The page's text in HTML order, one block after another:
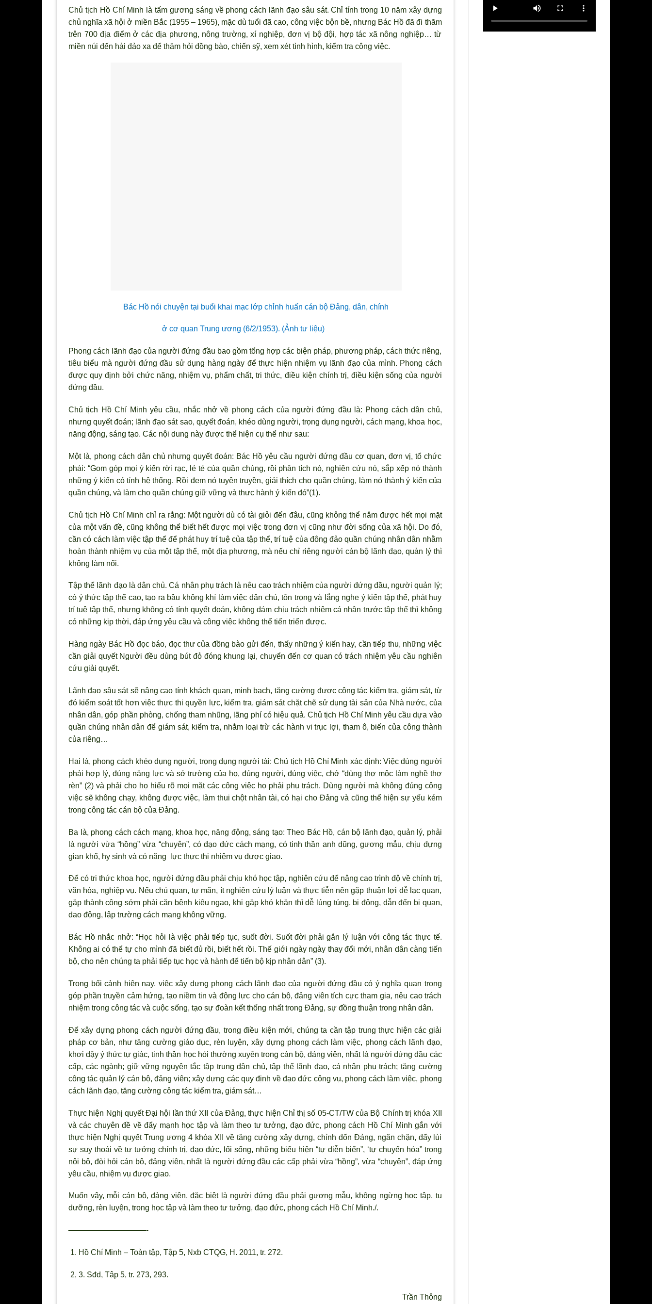
Chủ tịch Hồ Chí Minh là tấm gương sáng về phong cách lãnh đạo sâu sát. Chỉ tính trong 10 năm xây dựng
chủ nghĩa xã hội ở miền Bắc (1955 – 1965), mặc dù tuổi đã cao, công việc bộn bề, nhưng Bác Hồ đã đi thăm
trên 700 địa điểm ở các địa phương, nông trường, xí nghiệp, đơn vị bộ đội, hợp tác xã nông nghiệp… từ
miền núi đến hải đảo xa để thăm hỏi đồng bào, chiến sỹ, xem xét tình hình, kiểm tra công việc.
Bác Hồ nói chuyện tại buổi khai mạc lớp chỉnh huấn cán bộ Đảng, dân, chính
ở cơ quan Trung ương (6/2/1953). (Ảnh tư liệu)
Phong cách lãnh đạo của người đứng đầu bao gồm tổng hợp các biện pháp, phương pháp, cách thức riêng,
tiêu biểu mà người đứng đầu sử dụng hàng ngày để thực hiện nhiệm vụ lãnh đạo của mình. Phong cách
được quy định bởi chức năng, nhiệm vụ, phẩm chất, tri thức, điều kiện chính trị, điều kiện sống của người
đứng đầu.
Chủ tịch Hồ Chí Minh yêu cầu, nhắc nhở về phong cách của người đứng đầu là: Phong cách dân chủ,
nhưng quyết đoán; lãnh đạo sát sao, quyết đoán, khéo dùng người, trọng dụng người, cách mạng, khoa học,
năng động, sáng tạo. Các nội dung này được thể hiện cụ thể như sau:
Một là, phong cách dân chủ nhưng quyết đoán: Bác Hồ yêu cầu người đứng đầu cơ quan, đơn vị, tổ chức
phải: “Gom góp mọi ý kiến rời rạc, lẻ tẻ của quần chúng, rồi phân tích nó, nghiên cứu nó, sắp xếp nó thành
những ý kiến có tính hệ thống. Rồi đem nó tuyên truyền, giải thích cho quần chúng, làm nó thành ý kiến của
quần chúng, và làm cho quần chúng giữ vững và thực hành ý kiến đó”(1).
Chủ tịch Hồ Chí Minh chỉ ra rằng: Một người dù có tài giỏi đến đâu, cũng không thể nắm được hết mọi mặt
của một vấn đề, cũng không thể biết hết được mọi việc trong đơn vị cũng như đời sống của xã hội. Do đó,
cần có cách làm việc tập thể để phát huy trí tuệ của tập thể, trí tuệ của đông đảo quần chúng nhân dân nhằm
hoàn thành nhiệm vụ của một tập thể, một địa phương, mà nếu chỉ riêng người cán bộ lãnh đạo, quản lý thì
không làm nổi.
Tập thể lãnh đạo là dân chủ. Cá nhân phụ trách là nêu cao trách nhiệm của người đứng đầu, người quản l ý;
có ý thức tập thể cao, tạo ra bầu không khí làm việc dân chủ, tôn trọng và lắng nghe ý kiến tập thể, phát huy
trí tuệ tập thể, nhưng không có tính quyết đoán, không dám chịu trách nhiệm cá nhân trước tập thể thì không
có những kịp thời, đáp ứng yêu cầu và công việc không thể tiến triển được.
Hàng ngày Bác Hồ đọc báo, đọc thư của đồng bào gửi đến, thấy những ý kiến hay, cần tiếp thu, những việc
cần giải quyết Người đều dùng bút đỏ đóng khung lại, chuyển đến cơ quan có trách nhiệm yêu cầu nghiên
cứu giải quyết.
Lãnh đạo sâu sát sẽ nâng cao tính khách quan, minh bạch, tăng cường được công tác kiểm tra, giám sát, từ
đó kiểm soát tốt hơn việc thực thi quyền lực, kiểm tra, giám sát chặt chẽ sử dụng tài sản của Nhà nước, của
nhân dân, góp phần phòng, chống tham nhũng, lãng phí có hiệu quả. Chủ tịch Hồ Chí Minh yêu cầu dựa vào
quần chúng nhân dân để giám sát, kiểm tra, nhằm loại trừ các hành vi trục lợi, tham ô, biến của công thành
của riêng…
Hai là, phong cách khéo dụng người, trọng dụng người tài: Chủ tịch Hồ Chí Minh xác định: Việc dùng người
phải hợp l ý, đúng năng lực và sở trường của họ, đúng người, đúng việc, chớ “dùng thợ mộc làm nghề thợ
rèn” (2) và phải cho họ hiểu rõ mọi mặt các công việc họ phải phụ trách. Dùng người mà không đúng công
việc sẽ không chạy, không được việc, làm thui chột nhân tài, có hại cho Đảng và cũng thể hiện sự yếu kém
trong công tác cán bộ của Đảng.
Ba là, phong cách cách mạng, khoa học, năng động, sáng tạo: Theo Bác Hồ, cán bộ l ãnh đạo, quản lý, phải
là người vừa “hồng” vừa “chuyên”, có đạo đức cách mạng, có tinh thần anh dũng, gương mẫu, chịu đựng
gian khổ, hy sinh và có năng lực thực thi nhiệm vụ được giao.
Để có tri thức khoa học, người đứng đầu phải chịu khó học tập, nghiên cứu để nâng cao trình độ về chính trị,
văn hóa, nghiệp vụ. Nếu chủ quan, tự mãn, ít nghiên cứu lý luận và thực tiễn nên gặp thuận lợi dễ lạc quan,
gặp thành công sớm phải căn bệnh kiêu ngạo, khi gặp khó khăn thì dễ lúng túng, bị động, dẫn đến bi quan,
dao động, lập trường cách mạng không vững.
Bác Hồ nhắc nhở: “Học hỏi là việc phải tiếp tục, suốt đời. Suốt đời phải gắn lý luận với công tác thực tế.
Không ai có thể tự cho mình đã biết đủ rồi, biết hết rồi. Thế giới ngày ngày thay đổi mới, nhân dân càng tiến
bộ, cho nên chúng ta phải tiếp tục học và hành để tiến bộ kịp nhân dân” (3).
Trong bối cảnh hiện nay, việc xây dựng phong cách lãnh đạo của người đứng đầu có ý nghĩa quan trọng
góp phần truyền cảm hứng, tạo niềm tin và động lực cho cán bộ, đảng viên tích cực tham gia, nêu cao trách
nhiệm trong công tác và cuộc sống, tạo sự đoàn kết thống nhất trong Đảng, sự đồng thuận trong nhân dân.
Để xây dựng phong cách người đứng đầu, trong điều kiện mới, chúng ta cần tập trung thực hiện các giải
pháp cơ bản, như tăng cường giáo dục, rèn luyện, xây dựng phong cách làm việc, phong cách lãnh đạo,
khơi dậy ý thức tự giác, tinh thần học hỏi thường xuyên trong cán bộ, đảng viên, nhất là người đứng đầu các
cấp, các ngành; giữ vững nguyên tắc tập trung dân chủ, tập thể lãnh đạo, cá nhân phụ trách; tăng cường
công tác quản lý cán bộ, đảng viên; xây dựng các quy định về đạo đức công vụ, phong cách làm việc, phong
cách lãnh đạo, tăng cường công tác kiểm tra, giám sát…
Thực hiện Nghị quyết Đại hội lần thứ XII của Đảng, thực hiện Chỉ thị số 05-CT/TW của Bộ Chính trị khóa XII
và các chuyên đề về đẩy mạnh học tập và làm theo tư tưởng, đạo đức, phong cách Hồ Chí Minh gắn với
thực hiện Nghị quyết Trung ương 4 khóa XII về tăng cường xây dựng, chỉnh đốn Đảng, ngăn chặn, đẩy lùi
sự suy thoái về tư tưởng chính trị, đạo đức, lối sống, những biểu hiện “tự diễn biến”, ‘tự chuyển hóa” trong
nội bộ, đòi hỏi cán bộ, đảng viên, nhất là người đứng đầu các cấp phải vừa “hồng”, vừa “chuyên”, đáp ứng
yêu cầu, nhiệm vụ được giao.
Muốn vậy, mỗi cán bộ, đảng viên, đặc biệt là người đứng đầu phải gương mẫu, không ngừng học tập, tu
dưỡng, rèn luyện, trong học tập và làm theo tư tưởng, đạo đức, phong cách Hồ Chí Minh./.
——————————-
1. Hồ Chí Minh – Toàn tập, Tập 5, Nxb CTQG, H. 2011, tr. 272.
2, 3. Sđd, Tập 5, tr. 273, 293.
Trần Thông